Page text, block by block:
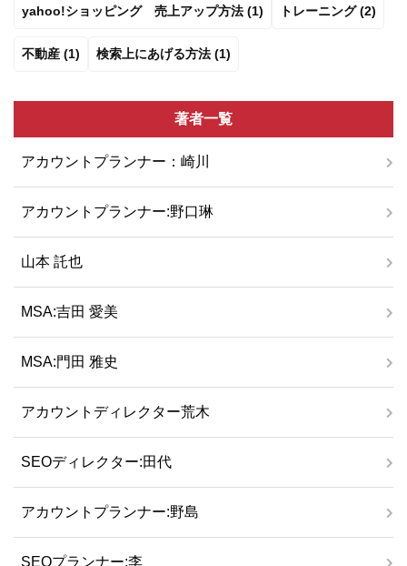
yahoo!ショッピング 売上アップ方法 (1) トレーニング (2)
不動産 (1) 検索上にあげる方法 (1)
著者一覧
アカウントプランナー：崎川
アカウントプランナー:野口琳
山本 託也
MSA:吉田 愛美
MSA:門田 雅史
アカウントディレクター荒木
SEOディレクター:田代
アカウントプランナー:野島
SEOプランナー:李